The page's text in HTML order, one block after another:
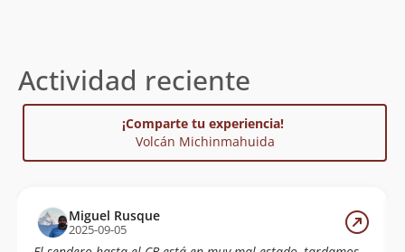
Actividad reciente
¡Comparte tu experiencia!
Volcán Michinmahuida
Miguel Rusque
2025-09-05